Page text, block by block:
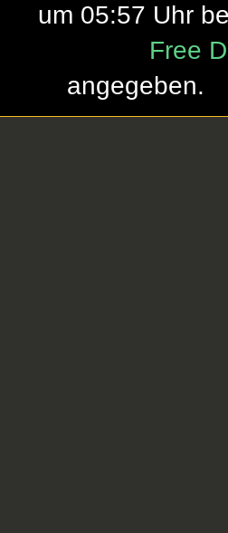
um 05:57 Uhr
Free
angegeben.